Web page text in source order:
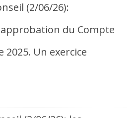
(2/06/26):
du Compte
2025. Un exercice